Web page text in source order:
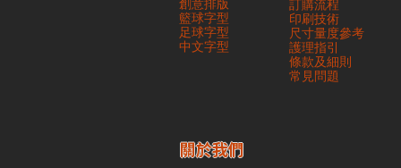
創意排版
籃球字型
足球字型
​中文字型
訂購流程
印刷技術
尺寸量度參考
護理指引
條款及細則
​常見問題
​關於我們